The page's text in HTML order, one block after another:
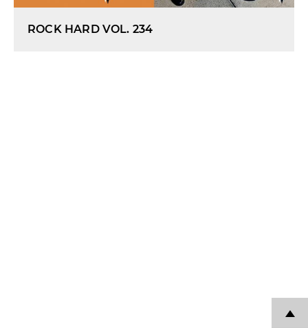
ROCK HARD VOL. 234